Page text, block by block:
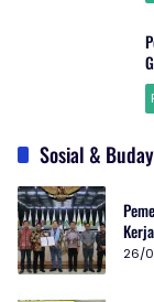
Sosial &
26/